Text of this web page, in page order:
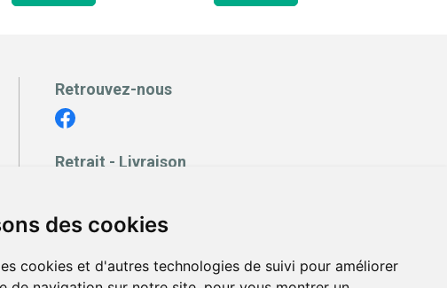
des cookies
cookies et d'autres technologies de suivi pour améliorer
Retrouvez-nous
Retrait - Livraison
Livraison à domicile